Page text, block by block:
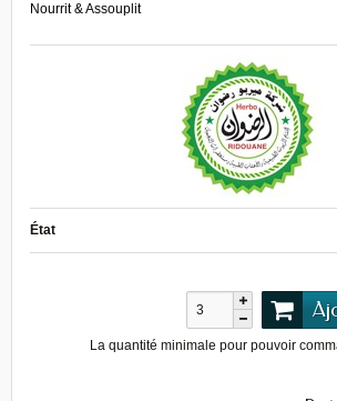
Nourrit & Assouplit
État
La quantité minimale pour pouvoir